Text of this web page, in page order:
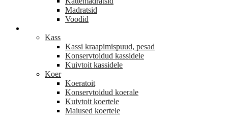
Madratsid
Voodid
Kass
Kassi kraapimispuud, pesad
Konservtoidud kassidele
Kuivtoit kassidele
Koer
Koeratoit
Konservtoidud koerale
Kuivtoit koertele
Maiused koertele